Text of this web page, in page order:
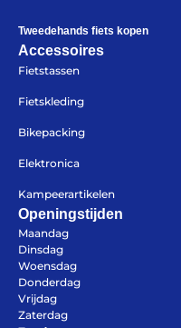
Over ons
Contact
De winkel
Blog
Tweedehands fiets kopen
Accessoires
Fietstassen
Fietskleding
Bikepacking
Elektronica
Kampeerartikelen
Openingstijden
Maandag
Dinsdag
Woensdag
Donderdag
Vrijdag
Zaterdag